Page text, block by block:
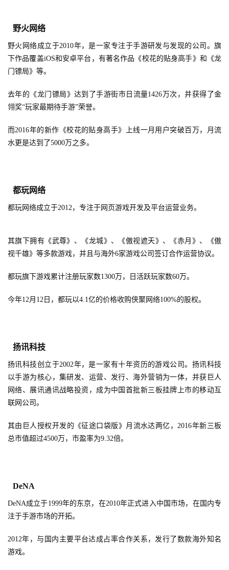
野火网络
野火网络成立于2010年，是一家专注于手游研发与发现的公司。旗
下作品覆盖iOS和安卓平台，有著名作品《校花的贴身高手》和《龙
门镖局》等。
去年的《龙门镖局》达到了手游街市日流量1426万次，并获得了金
翎奖“玩家最期待手游”荣誉。
而2016年的新作《校花的贴身高手》上线一月用户突破百万，月流
水更是达到了5000万之多。
都玩网络
都玩网络成立于2012，专注于网页游戏开发及平台运营业务。
其旗下拥有《武尊》、《龙城》、《傲视遮天》、《赤月》、《傲
视千雄》等多款游戏，并且与海外6家游戏公司签订合作运营协议。
都玩旗下游戏累计注册玩家数1300万，日活跃玩家数60万。
今年12月12日，都玩以4.1亿的价格收购侠聚网络100%的股权。
扬讯科技
扬讯科技创立于2002年，是一家有十年资历的游戏公司。扬讯科技
以手游为核心，集研发、运营、发行、海外营销为一体，并获巨人
网络、展讯通讯战略投资，成为中国首批新三板挂牌上市的移动互
联网公司。
其由巨人授权开发的《征途口袋版》月流水达两亿，2016年新三板
总市值超过4500万，市盈率为9.32倍。
DeNA
DeNA成立于1999年的东京，在2010年正式进入中国市场，在国内专
注于手游市场的开拓。
2012年，与国内主要平台达成占率合作关系，发行了数款海外知名
游戏。